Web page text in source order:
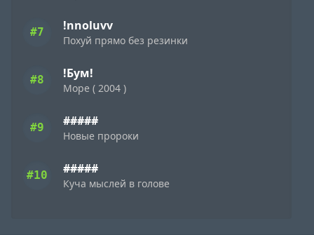
#7 !nnoluvv
Похуй прямо без резинки
#8 !Бум!
Море ( 2004 )
#9 #####
Новые пророки
#10 #####
Куча мыслей в голове